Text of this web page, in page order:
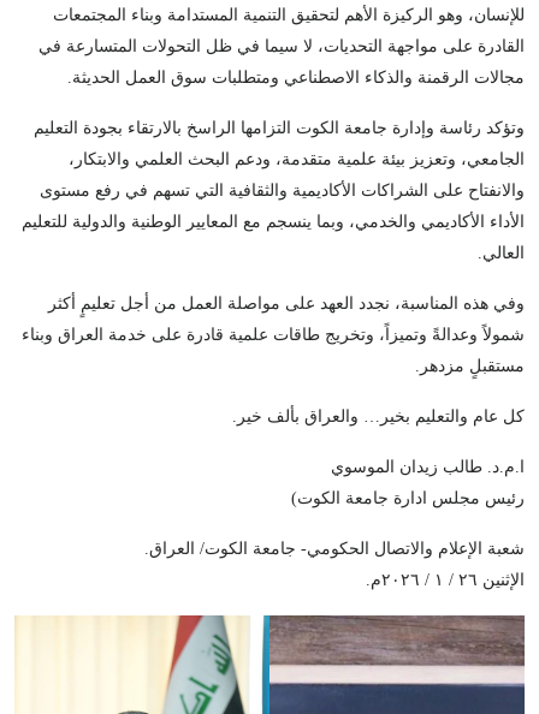
للإنسان، وهو الركيزة الأهم لتحقيق التنمية المستدامة وبناء المجتمعات
القادرة على مواجهة التحديات، لا سيما في ظل التحولات المتسارعة في
مجالات الرقمنة والذكاء الاصطناعي ومتطلبات سوق العمل الحديثة.
وتؤكد رئاسة وإدارة جامعة الكوت التزامها الراسخ بالارتقاء بجودة التعليم
الجامعي، وتعزيز بيئة علمية متقدمة، ودعم البحث العلمي والابتكار،
والانفتاح على الشراكات الأكاديمية والثقافية التي تسهم في رفع مستوى
الأداء الأكاديمي والخدمي، وبما ينسجم مع المعايير الوطنية والدولية للتعليم
العالي.
وفي هذه المناسبة، نجدد العهد على مواصلة العمل من أجل تعليمٍ أكثر
شمولاً وعدالةً وتميزاً، وتخريج طاقات علمية قادرة على خدمة العراق وبناء
مستقبلٍ مزدهر.
كل عام والتعليم بخير… والعراق بألف خير.
ا.م.د. طالب زيدان الموسوي
رئيس مجلس ادارة جامعة الكوت)
شعبة الإعلام والاتصال الحكومي- جامعة الكوت/ العراق.
الإثنين ٢٦ / ١ / ٢٠٢٦م.